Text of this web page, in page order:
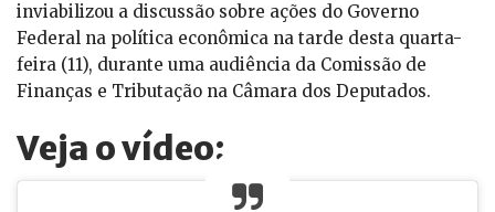
inviabilizou a discussão sobre ações do Governo
Federal na política econômica na tarde desta quarta-
feira (11), durante uma audiência da Comissão de
Finanças e Tributação na Câmara dos Deputados.
Veja o vídeo: